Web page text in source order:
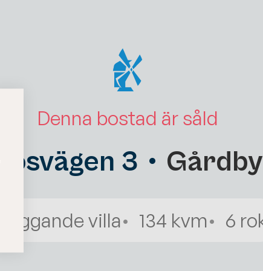
Denna bostad är såld
3 Gårdby
Friliggande villa 134 kvm 6